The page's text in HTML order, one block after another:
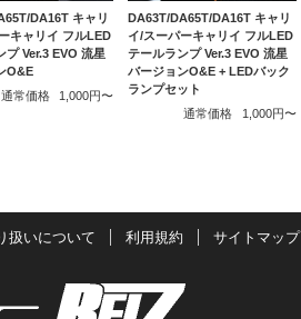
DA16T キャリ
キャリイ フルLED
プ Ver.3 EVO 流星
O&E
通常価格
1,000円〜
DA63T/DA65T/DA16T キャリ
イ/スーパーキャリイ フルLED
テールランプ Ver.3 EVO 流星
バージョンO&E + LEDバック
ランプセット
通常価格
1,000円〜
扱いについて 利用規約 サイトマップ